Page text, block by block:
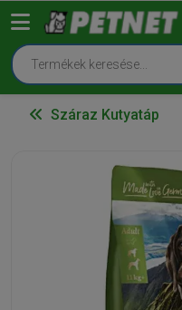
Száraz Kutyatáp